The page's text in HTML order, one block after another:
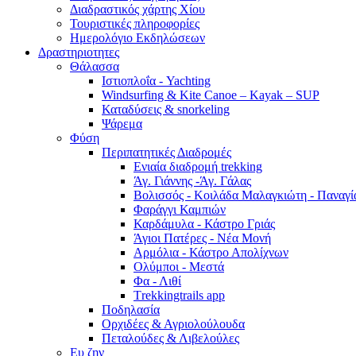
Διαδραστικός χάρτης Χίου
Τουριστικές πληροφορίες
Ημερολόγιο Εκδηλώσεων
Δραστηριοτητες
Θάλασσα
Ιστιοπλοΐα - Yachting
Windsurfing & Kite Canoe – Kayak – SUP
Καταδύσεις & snorkeling
Ψάρεμα
Φύση
Περιπατητικές Διαδρομές
Ενιαία διαδρομή trekking
Άγ. Γιάννης -Άγ. Γάλας
Βολισσός - Κοιλάδα Μαλαγκιώτη -
Φαράγγι Καμπιών
Καρδάμυλα - Κάστρο Γριάς
Άγιοι Πατέρες - Νέα Μονή
Αρμόλια - Κάστρο Απολίχνων
Ολύμποι - Μεστά
Φα - Λιθί
Τrekkingtrails app
Ποδηλασία
Ορχιδέες & Αγριολούλουδα
Πεταλούδες & Λιβελούλες
Ευ ζην